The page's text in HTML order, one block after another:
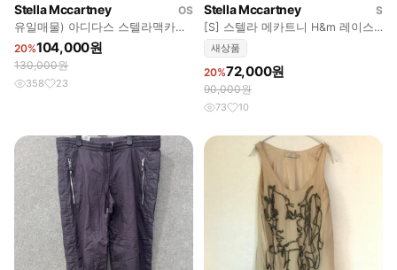
Stella Mccartney
OS
유일매물) 아디다스 스텔라맥카트
니 반팔 점프수트 90
20%104,000원
130,000원
358 23
Stella Mccartney
S
[S] 스텔라 메카트니 H&m 레이스
업 스터드 탑
새상품
20%72,000원
90,000원
73 10